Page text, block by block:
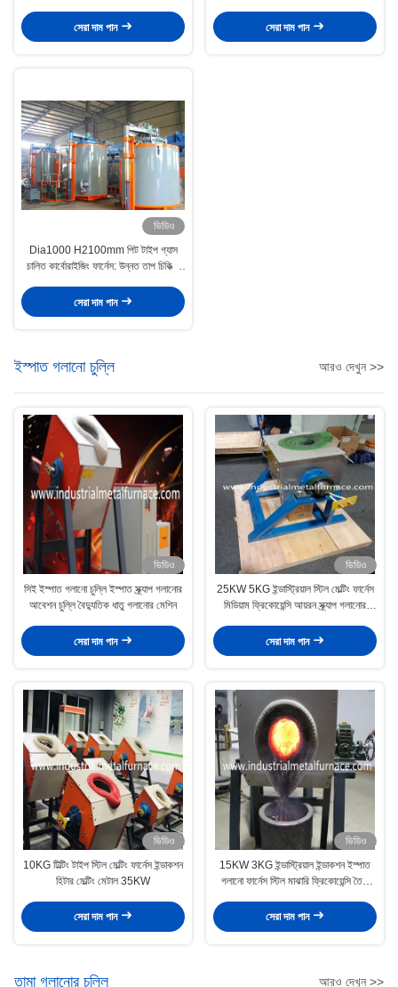
সেরা দাম পান সেরা দাম পান
ভিডিও
Dia1000 H2100mm পিট টাইপ গ্যাস
চালিত কার্বোরাইজিং ফার্নেস: উন্নত তাপ চিকিত্সা
সেরা দাম পান
ইস্পাত গলানো চুল্লি আরও দেখুন >>
ভিডিও
সিই ইস্পাত গলানো চুল্লি ইস্পাত স্ক্র্যাপ গলানোর
আবেশন চুল্লি বৈদ্যুতিক ধাতু গলানোর মেশিন
সেরা দাম পান
ভিডিও
25KW 5KG ইন্ডাস্ট্রিয়াল স্টিল মেল্টিং ফার্নেস
মিডিয়াম ফ্রিকোয়েন্সি আয়রন স্ক্র্যাপ গলানোর
সেরা দাম পান
ভিডিও
10KG টিল্টিং টাইপ স্টিল মেল্টিং ফার্নেস ইন্ডাকশন
হিটার মেল্টিং মেটাল 35KW
সেরা দাম পান
ভিডিও
15KW 3KG ইন্ডাস্ট্রিয়াল ইন্ডাকশন ইস্পাত
গলানো ফার্নেস স্টিল মাঝারি ফ্রিকোয়েন্সি তৈরি
সেরা দাম পান
তামা গলানোর চুল্লি আরও দেখুন >>